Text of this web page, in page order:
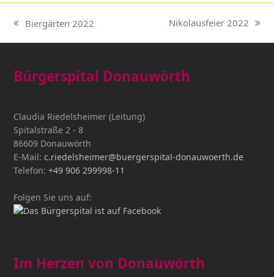
vorheriger
Beitrag:
Biergärten 2022
Nächster
Beitrag:
Nikolausfeier 2022
Bürgerspital Donauwörth
Claudia Riedelsheimer (Leitung)
Spitalstraße 2 - 8
86609 Donauwörth
E-Mail:c.riedelsheimer@buergerspital-donauwoerth.de
Telefon:+49 906 299998-11
Folgen Sie uns auf:
Im Herzen von Donauwörth